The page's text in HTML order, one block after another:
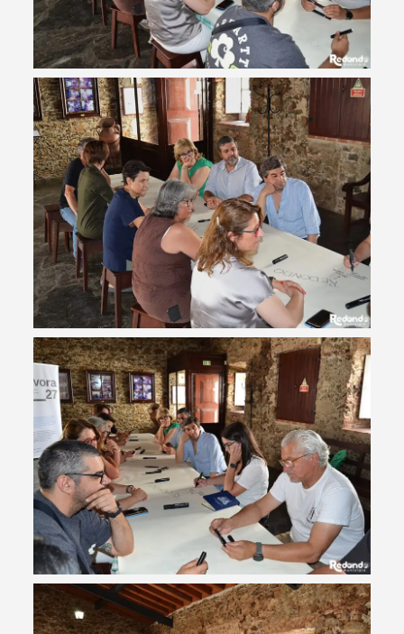
Categorias gerais
Filtros